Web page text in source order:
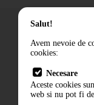
Cum comand
Livrare
Contact
Salut!
Avem nevoie de
cookies:
Necesare
Aceste cookies
web si nu pot fi